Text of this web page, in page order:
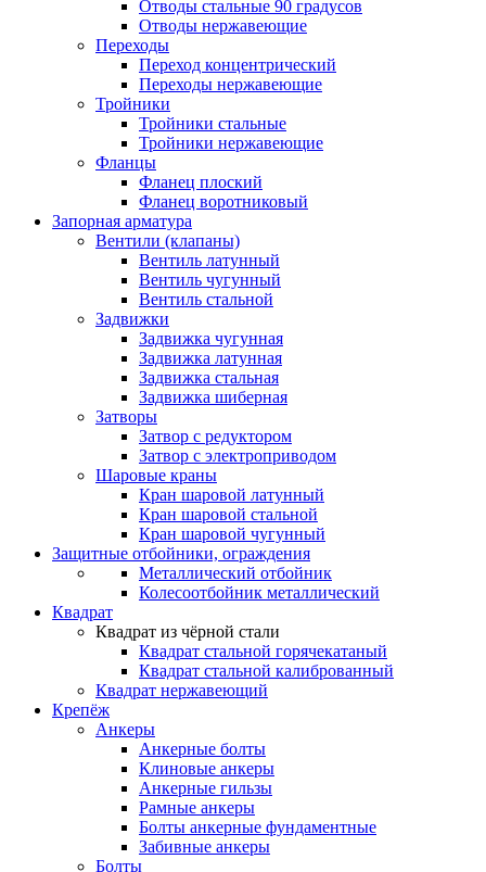
Отводы стальные 90 градусов
Отводы нержавеющие
Переходы
Переход концентрический
Переходы нержавеющие
Тройники
Тройники стальные
Тройники нержавеющие
Фланцы
Фланец плоский
Фланец воротниковый
Запорная арматура
Вентили (клапаны)
Вентиль латунный
Вентиль чугунный
Вентиль стальной
Задвижки
Задвижка чугунная
Задвижка латунная
Задвижка стальная
Задвижка шиберная
Затворы
Затвор с редуктором
Затвор с электроприводом
Шаровые краны
Кран шаровой латунный
Кран шаровой стальной
Кран шаровой чугунный
Защитные отбойники, ограждения
Металлический отбойник
Колесоотбойник металлический
Квадрат
Квадрат из чёрной стали
Квадрат стальной горячекатаный
Квадрат стальной калиброванный
Квадрат нержавеющий
Крепёж
Анкеры
Анкерные болты
Клиновые анкеры
Анкерные гильзы
Рамные анкеры
Болты анкерные фундаментные
Забивные анкеры
Болты